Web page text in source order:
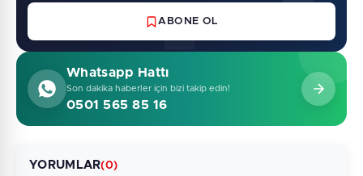
ABONE OL
Whatsapp Hattı
Son dakika haberler için bizi takip edin!
0501 565 85 16
YORUMLAR(0)